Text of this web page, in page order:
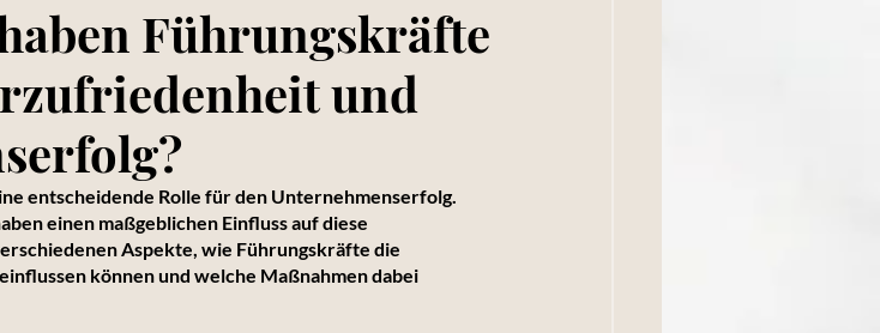
Führungskräfte
und
entscheidende Rolle für den Unternehmenserfolg.
einen maßgeblichen Einfluss auf diese
Aspekte, wie Führungskräfte die
können und welche Maßnahmen dabei